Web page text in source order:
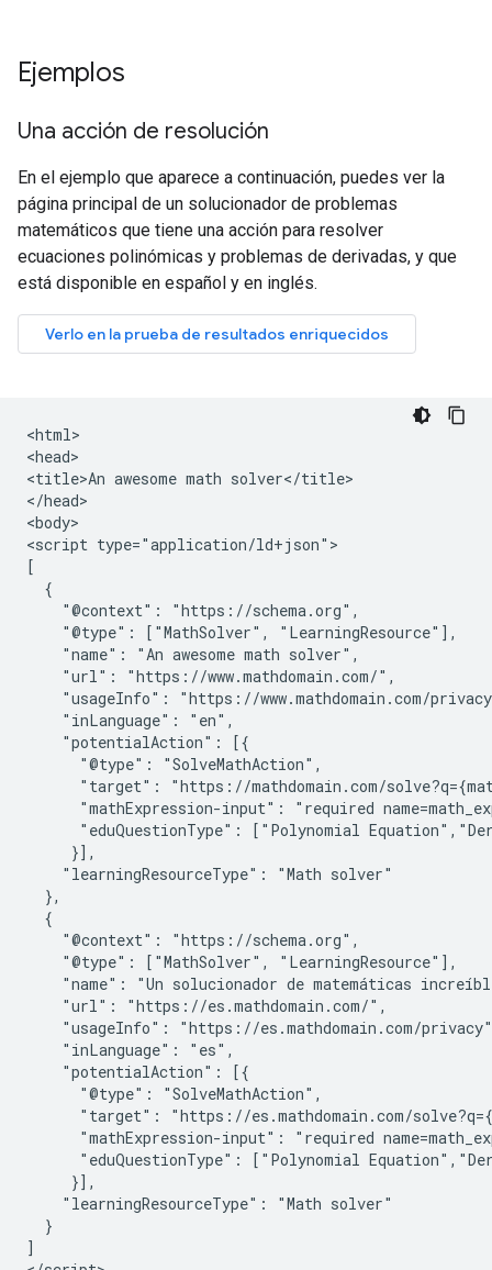
Ejemplos
Una acción de resolución
En el ejemplo que aparece a continuación, puedes ver la
página principal de un solucionador de problemas
matemáticos que tiene una acción para resolver
ecuaciones polinómicas y problemas de derivadas, y que
está disponible en español y en inglés.
<html>
<head>
<title>An awesome math solver</title>
</head>
<body>
<script type="application/ld+json">
[
  {
    "@context": "https://schema.org",
    "@type": ["MathSolver", "LearningResource"],
    "name": "An awesome math solver",
    "url": "https://www.mathdomain.com/",
"usageInfo": "https://www.mathdomain.com/
    "inLanguage": "en",
    "potentialAction": [{
      "@type": "SolveMathAction",
"target": "https://mathdomain.com/
"mathExpression-input": "required
"eduQuestionType": ["Polynomial
     }],
    "learningResourceType": "Math solver"
  },
  {
    "@context": "https://schema.org",
    "@type": ["MathSolver", "LearningResource"],
"name": "Un solucionador de matemáticas
    "url": "https://es.mathdomain.com/",
"usageInfo": "https://es.mathdomain.com/
    "inLanguage": "es",
    "potentialAction": [{
      "@type": "SolveMathAction",
"target": "https://es.mathdomain.com/
"mathExpression-input": "required
"eduQuestionType": ["Polynomial
     }],
    "learningResourceType": "Math solver"
  }
]